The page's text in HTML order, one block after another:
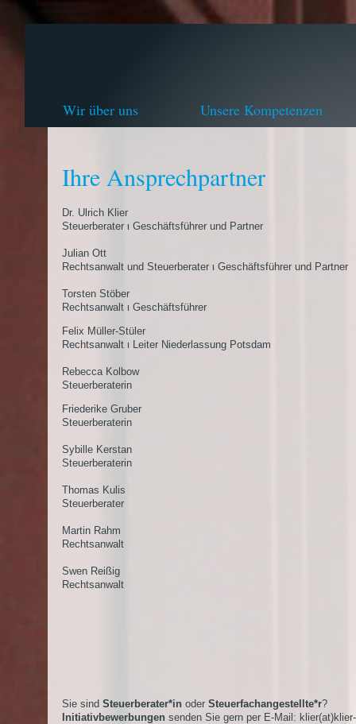
Wir über uns Unsere Kompetenzen
Ihre Ansprechpartner
Dr. Ulrich Klier
Steuerberater ι Geschäftsführer und Partner
Julian Ott
Rechtsanwalt und Steuerberater ι Geschäftsführer und Partner
Torsten Stöber
Rechtsanwalt ι Geschäftsführer
Felix Müller-Stüler
Rechtsanwalt ι Leiter Niederlassung Potsdam
Rebecca Kolbow
Steuerberaterin
Friederike Gruber
Steuerberaterin
Sybille Kerstan
Steuerberaterin
Thomas Kulis
Steuerberater
Martin Rahm
Rechtsanwalt
Swen Reißig
Rechtsanwalt
Sie sind Steuerberater*in oder Steuerfachangestellte*r?
Initiativbewerbungen senden Sie gern per E-Mail: